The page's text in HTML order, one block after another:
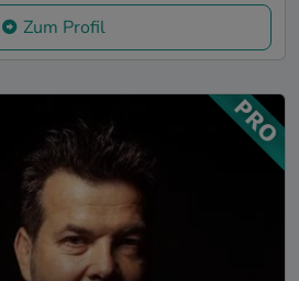
Zum Profil